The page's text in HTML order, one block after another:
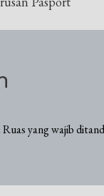
Ruas yang wajib